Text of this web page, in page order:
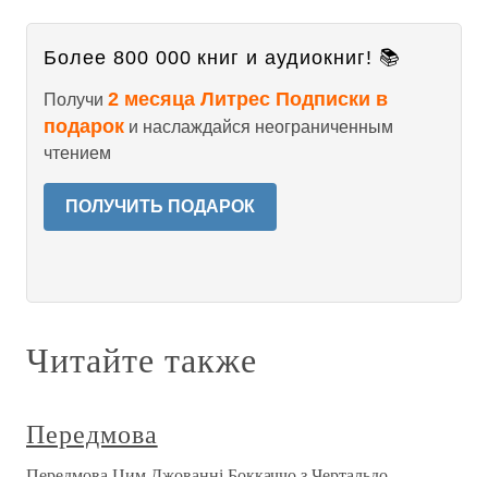
Более 800 000 книг и аудиокниг! 📚
Получи 2 месяца Литрес Подписки в
подарок и наслаждайся неограниченным
чтением
ПОЛУЧИТЬ ПОДАРОК
Читайте также
Передмова